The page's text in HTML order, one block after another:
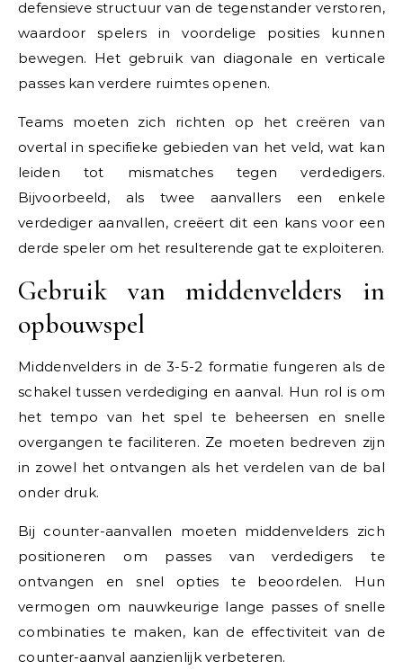
defensieve structuur van de tegenstander verstoren,
waardoor spelers in voordelige posities kunnen
bewegen. Het gebruik van diagonale en verticale
passes kan verdere ruimtes openen.
Teams moeten zich richten op het creëren van
overtal in specifieke gebieden van het veld, wat kan
leiden tot mismatches tegen verdedigers.
Bijvoorbeeld, als twee aanvallers een enkele
verdediger aanvallen, creëert dit een kans voor een
derde speler om het resulterende gat te exploiteren.
Gebruik van middenvelders in
opbouwspel
Middenvelders in de 3-5-2 formatie fungeren als de
schakel tussen verdediging en aanval. Hun rol is om
het tempo van het spel te beheersen en snelle
overgangen te faciliteren. Ze moeten bedreven zijn
in zowel het ontvangen als het verdelen van de bal
onder druk.
Bij counter-aanvallen moeten middenvelders zich
positioneren om passes van verdedigers te
ontvangen en snel opties te beoordelen. Hun
vermogen om nauwkeurige lange passes of snelle
combinaties te maken, kan de effectiviteit van de
counter-aanval aanzienlijk verbeteren.